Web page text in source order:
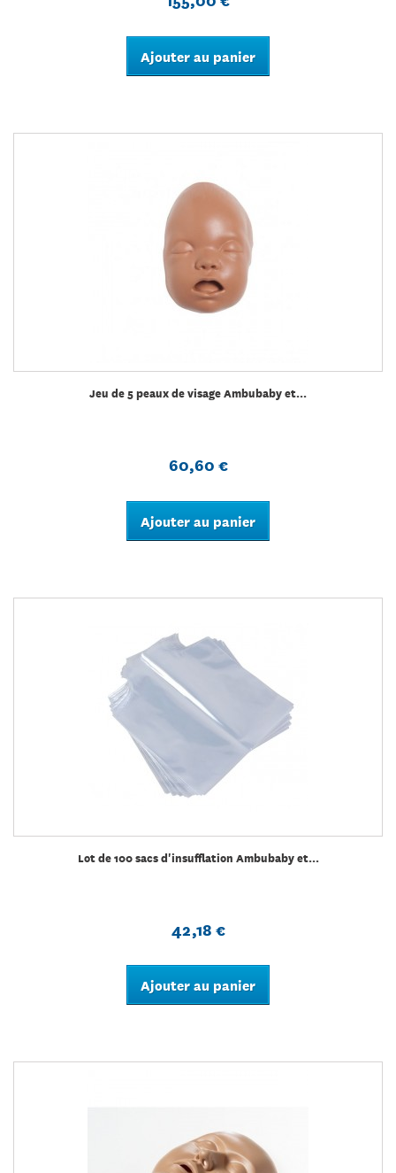
Ajouter au panier
Jeu de 5 peaux de visage Ambubaby et...
60,60 €
Ajouter au panier
Lot de 100 sacs d'insufflation Ambubaby et...
42,18 €
Ajouter au panier